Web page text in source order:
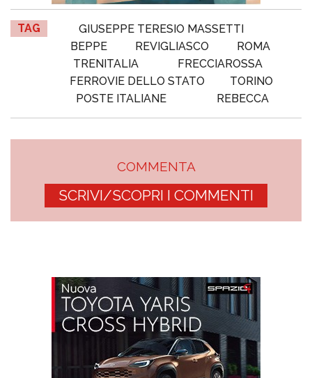
TAG
GIUSEPPE TERESIO MASSETTI
BEPPE
REVIGLIASCO
ROMA
TRENITALIA
FRECCIAROSSA
FERROVIE DELLO STATO
TORINO
POSTE ITALIANE
REBECCA
COMMENTA
SCRIVI/SCOPRI I COMMENTI